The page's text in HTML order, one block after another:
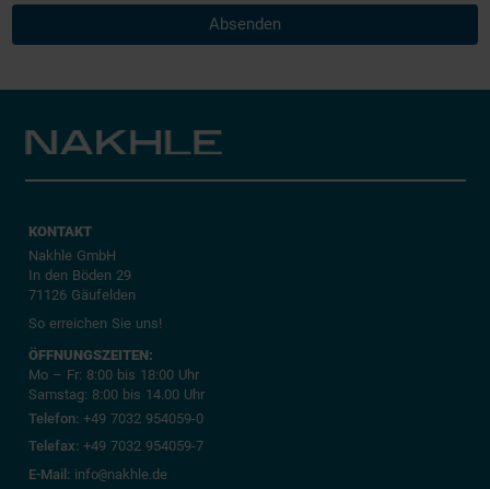
Absenden
KONTAKT
Nakhle GmbH
In den Böden 29
71126 Gäufelden
So erreichen Sie uns!
ÖFFNUNGSZEITEN:
Mo – Fr: 8:00 bis 18:00 Uhr
Samstag: 8:00 bis 14.00 Uhr
Telefon: +49 7032 954059-0
Telefax: +49 7032 954059-7
E-Mail: info@nakhle.de